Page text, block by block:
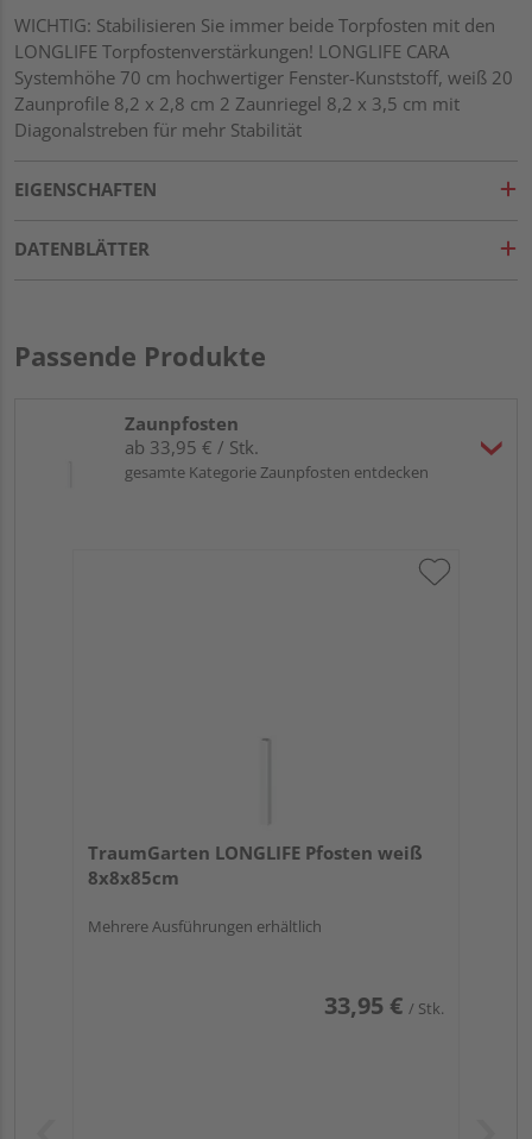
WICHTIG: Stabilisieren Sie immer beide Torpfosten mit den
LONGLIFE Torpfostenverstärkungen! LONGLIFE CARA
Systemhöhe 70 cm hochwertiger Fenster-Kunststoff, weiß 20
Zaunprofile 8,2 x 2,8 cm 2 Zaunriegel 8,2 x 3,5 cm mit
Diagonalstreben für mehr Stabilität
EIGENSCHAFTEN
DATENBLÄTTER
Passende Produkte
Zaunpfosten
ab 33,95 € / Stk.
gesamte Kategorie Zaunpfosten entdecken
TraumGarten LONGLIFE Pfosten weiß
8x8x85cm
Mehrere Ausführungen erhältlich
33,95 € / Stk.